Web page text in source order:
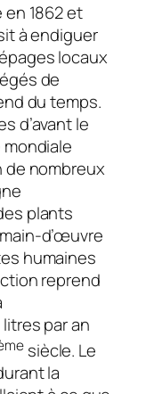
en 1862 et
à endiguer
locaux
de
du temps.
d’avant le
nombreux
plants
d’œuvre
humaines
reprend
par an
siècle. Le
la